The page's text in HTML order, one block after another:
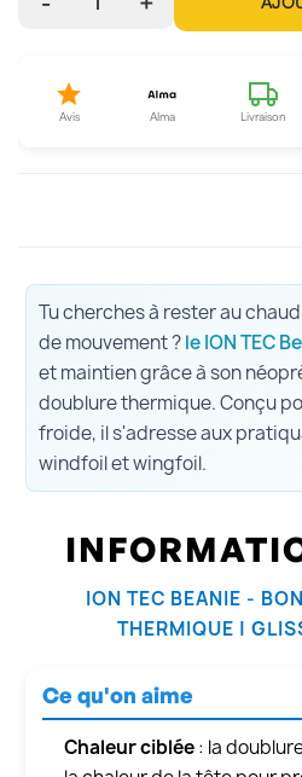
Avis Alma Livraison
Tu cherches à rester au
de mouvement ?le ION TEC
et maintien grâce à son
doublure thermique. Conçu
froide, il s'adresse aux
windfoil et wingfoil.
ION TEC BEANIE -
THERMIQUE |
Ce qu'on aime
Chaleur ciblée: la